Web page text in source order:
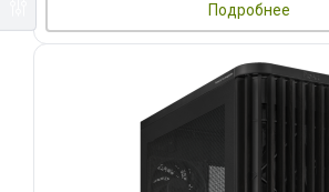
Подробнее